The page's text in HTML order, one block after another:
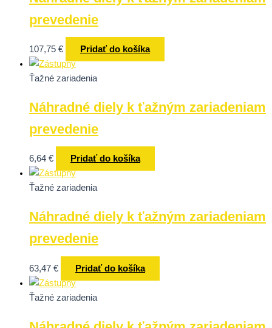
prevedenie
107,75 € Pridať do košíka
Ťažné zariadenia
Náhradné diely k ťažným zariadeniam
prevedenie
6,64 € Pridať do košíka
Ťažné zariadenia
Náhradné diely k ťažným zariadeniam
prevedenie
63,47 € Pridať do košíka
Ťažné zariadenia